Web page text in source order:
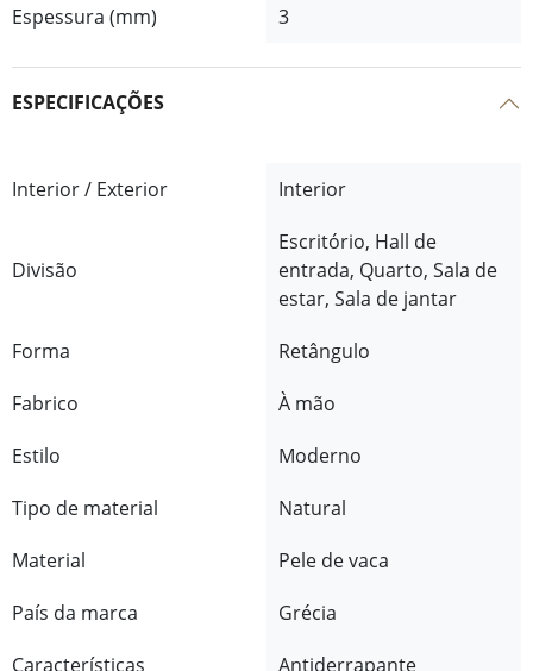
Espessura (mm)
3
ESPECIFICAÇÕES
Interior / Exterior Interior
Divisão
Escritório, Hall de
entrada, Quarto, Sala de
estar, Sala de jantar
Forma
Retângulo
Fabrico
À mão
Estilo
Moderno
Tipo de material
Natural
Material
Pele de vaca
País da marca
Grécia
Características
Antiderrapante